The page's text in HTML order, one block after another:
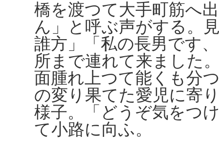
橋を渡つて大手町筋へ
ん」と呼ぶ声がする。
誰方」「私の長男です
所まで連れて来ました
面腫れ上つて能くも分
の変り果てた愛児に寄
様子。「どうぞ気をつ
て小路に向ふ。